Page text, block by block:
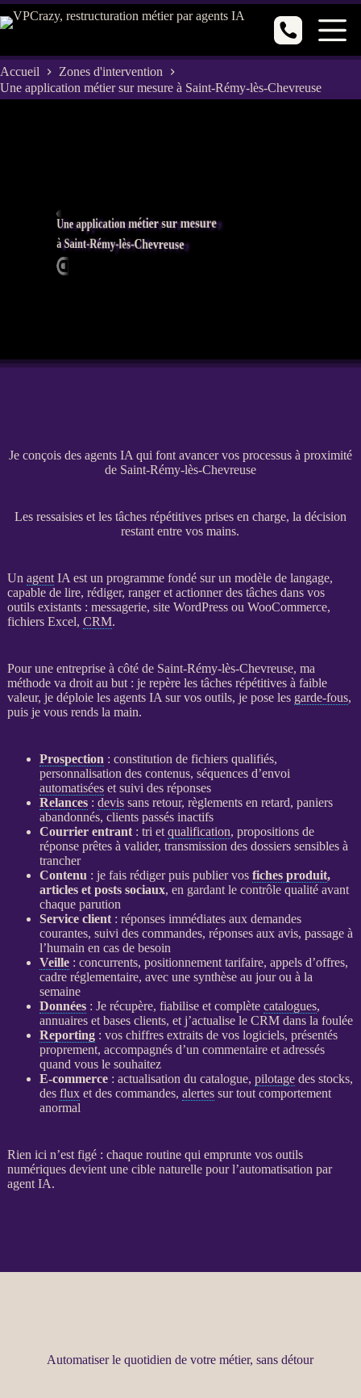
Passer
au
Accueil
Zones d'intervention
Une application métier sur mesure à Saint-Rémy-lès-Chevreuse
Une application métier sur mesure
à Saint-Rémy-lès-Chevreuse
Je conçois des agents IA qui font avancer vos processus à proximité
de Saint-Rémy-lès-Chevreuse
Les ressaisies et les tâches répétitives prises en charge, la décision
restant entre vos mains.
Un agent IA est un programme fondé sur un modèle de langage,
capable de lire, rédiger, ranger et actionner des tâches dans vos
outils existants : messagerie, site WordPressou WooCommerce,
fichiers Excel, CRM.
Pour une entreprise à côté de Saint-Rémy-lès-Chevreuse, ma
méthode va droit au but : je repère les tâches répétitives à faible
valeur, je déploie les agents IA sur vos outils, je pose les garde-fous,
puis je vous rends la main.
Prospection : constitution de fichiers qualifiés,
personnalisation des contenus, séquences d’envoi
automatiséeset suivi des réponses
Relances: devissans retour, règlements en retard, paniers
abandonnés, clients passés inactifs
Courrier entrant: tri et qualification, propositions de
réponse prêtes à valider, transmission des dossiers sensibles à
trancher
Contenu : je fais rédiger puis publier vos fiches produit,
articles et posts sociaux, en gardant le contrôle qualité avant
chaque parution
Service client: réponses immédiates aux demandes
courantes, suivi des commandes, réponses aux avis, passage à
l’humain en cas de besoin
Veille: concurrents, positionnement tarifaire, appels d’offres,
cadre réglementaire, avec une synthèse au jour ou à la
semaine
Données: Je récupère, fiabilise et complète catalogues,
annuaires et bases clients, et j’actualise le CRMdans la foulée
Reporting: vos chiffres extraits de vos logiciels, présentés
proprement, accompagnés d’un commentaire et adressés
quand vous le souhaitez
E-commerce: actualisation du catalogue, pilotagedes stocks,
des fluxet des commandes, alertessur tout comportement
anormal
Rien ici n’est figé : chaque routine qui emprunte vos outils
numériques devient une cible naturelle pour l’automatisation par
agent IA.
Automatiser le quotidien de votre métier, sans détour